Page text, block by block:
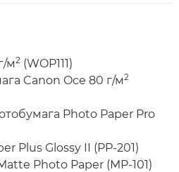
м2 (WOP111)
Canon Oce 80 г/м2
Photo Paper Pro
Plus Glossy II (PP-201)
Photo Paper (MP-101)